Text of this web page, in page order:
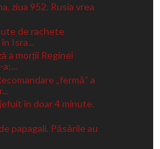
ziua 952. Rusia vrea
de rachete
Isra...
a morții Reginei
„fermă” a
în doar 4 minute.
papagali. Păsările au